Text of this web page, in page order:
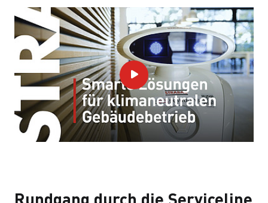
Rundgang durch die Serviceline